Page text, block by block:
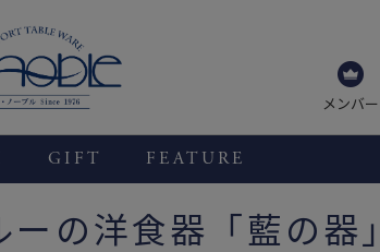
メンバー
GIFT FEATURE
の洋食器「藍の器」